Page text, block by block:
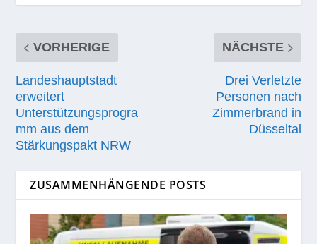
VORHERIGE
Landeshauptstadt
erweitert
Unterstützungsprogra
mm aus dem
Stärkungspakt NRW
NÄCHSTE
Drei Verletzte
Personen nach
Zimmerbrand in
Düsseltal
ZUSAMMENHÄNGENDE POSTS